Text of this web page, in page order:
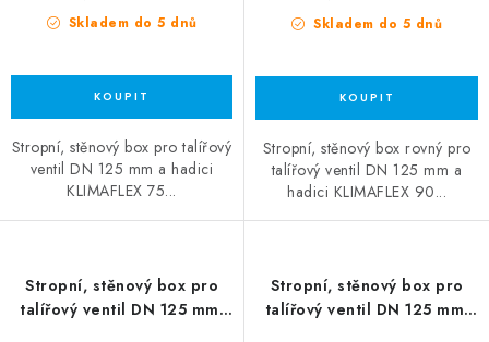
Skladem do 5 dnů
Stropní, stěnový box pro talířový
ventil DN 125 mm a hadici
KLIMAFLEX 75...
Skladem do 5 dnů
Stropní, stěnový box rovný pro
talířový ventil DN 125 mm a
hadici KLIMAFLEX 90...
Stropní, stěnový box pro
talířový ventil DN 125 mm-
Stropní, stěnový box pro
talířový ventil DN 125 mm-